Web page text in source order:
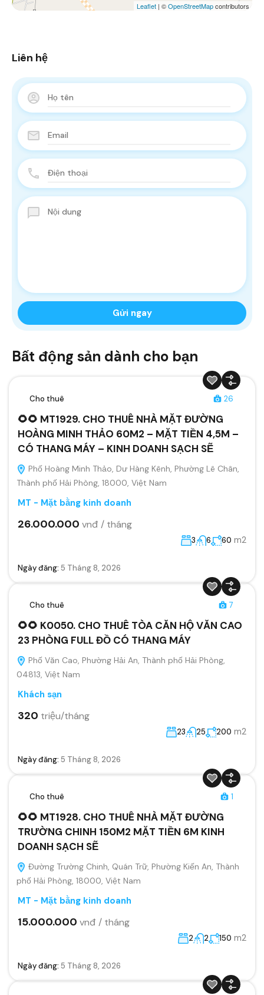
Leaflet | ©OpenStreetMapcontributors
Liên hệ
Bất động sản dành cho bạn
Cho thuê 26
🌻🌻 MT1929. CHO THUÊ NHÀ MẶT ĐƯỜNG
HOÀNG MINH THẢO 60M2 – MẶT TIỀN 4,5M –
CÓ THANG MÁY – KINH DOANH SẠCH SẼ
Phố Hoàng Minh Thảo, Dư Hàng Kênh, Phường Lê Chân,
Thành phố Hải Phòng, 18000, Việt Nam
MT - Mặt bằng kinh doanh
26.000.000 vnđ / tháng
3 6 60 m2
Ngày đăng: 5 Tháng 8, 2026
Cho thuê 7
🌻🌻 K0050. CHO THUÊ TÒA CĂN HỘ VĂN CAO
23 PHÒNG FULL ĐỒ CÓ THANG MÁY
Phố Văn Cao, Phường Hải An, Thành phố Hải Phòng,
04813, Việt Nam
Khách sạn
320 triệu/tháng
23 25 200 m2
Ngày đăng: 5 Tháng 8, 2026
Cho thuê 1
🌻🌻 MT1928. CHO THUÊ NHÀ MẶT ĐƯỜNG
TRƯỜNG CHINH 150M2 MẶT TIỀN 6M KINH
DOANH SẠCH SẼ
Đường Trường Chinh, Quán Trữ, Phường Kiến An, Thành
phố Hải Phòng, 18000, Việt Nam
MT - Mặt bằng kinh doanh
15.000.000 vnđ / tháng
2 2 150 m2
Ngày đăng: 5 Tháng 8, 2026